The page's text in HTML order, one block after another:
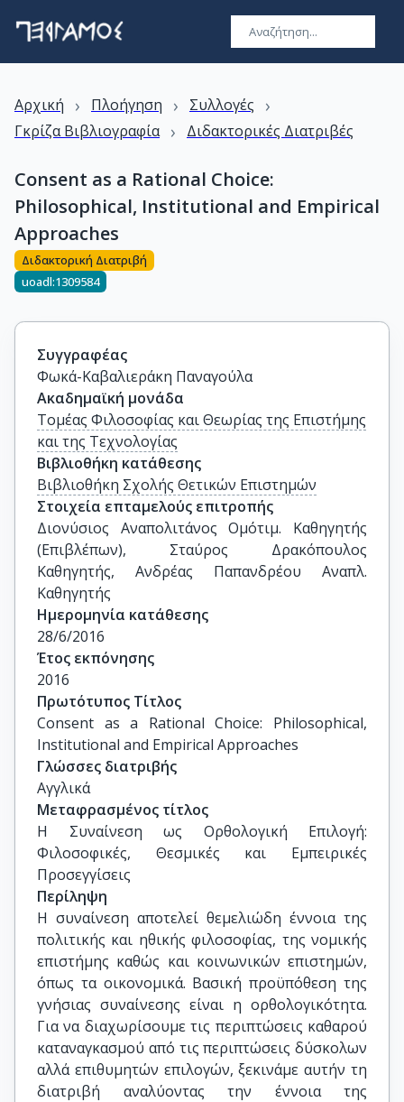
Αρχική › Πλοήγηση › Συλλογές ›
Γκρίζα Βιβλιογραφία › Διδακτορικές Διατριβές
Consent as a Rational Choice:
Philosophical, Institutional and Empirical
Approaches
Διδακτορική Διατριβή
uoadl:1309584
Συγγραφέας
Φωκά-Καβαλιεράκη Παναγούλα
Ακαδημαϊκή μονάδα
Τομέας Φιλοσοφίας και Θεωρίας της Επιστήμης
και της Τεχνολογίας
Βιβλιοθήκη κατάθεσης
Βιβλιοθήκη Σχολής Θετικών Επιστημών
Στοιχεία επταμελούς επιτροπής
Διονύσιος Αναπολιτάνος Ομότιμ. Καθηγητής
(Επιβλέπων), Σταύρος Δρακόπουλος
Καθηγητής, Ανδρέας Παπανδρέου Αναπλ.
Καθηγητής
Ημερομηνία κατάθεσης
28/6/2016
Έτος εκπόνησης
2016
Πρωτότυπος Τίτλος
Consent as a Rational Choice: Philosophical,
Institutional and Empirical Approaches
Γλώσσες διατριβής
Αγγλικά
Μεταφρασμένος τίτλος
Η Συναίνεση ως Ορθολογική Επιλογή:
Φιλοσοφικές, Θεσμικές και Εμπειρικές
Προσεγγίσεις
Περίληψη
Η συναίνεση αποτελεί θεμελιώδη έννοια της
πολιτικής και ηθικής φιλοσοφίας, της νομικής
επιστήμης καθώς και κοινωνικών επιστημών,
όπως τα οικονομικά. Βασική προϋπόθεση της
γνήσιας συναίνεσης είναι η ορθολογικότητα.
Για να διαχωρίσουμε τις περιπτώσεις καθαρού
καταναγκασμού από τις περιπτώσεις δύσκολων
αλλά επιθυμητών επιλογών, ξεκινάμε αυτήν τη
διατριβή αναλύοντας την έννοια της